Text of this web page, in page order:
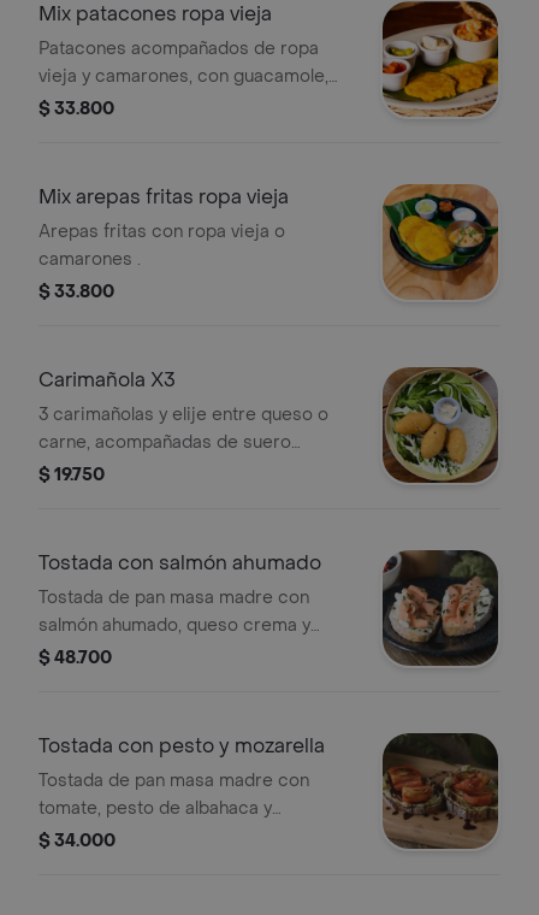
Mix patacones ropa vieja
Patacones acompañados de ropa
vieja y camarones, con guacamole,
crema y pico de gallo.
$ 33.800
Mix arepas fritas ropa vieja
Arepas fritas con ropa vieja o
camarones .
$ 33.800
Carimañola X3
3 carimañolas y elije entre queso o
carne, acompañadas de suero
costeño.
$ 19.750
Tostada con salmón ahumado
Tostada de pan masa madre con
salmón ahumado, queso crema y
cebollín.
$ 48.700
Tostada con pesto y mozarella
Tostada de pan masa madre con
tomate, pesto de albahaca y
mozzarella derretido con reducción
$ 34.000